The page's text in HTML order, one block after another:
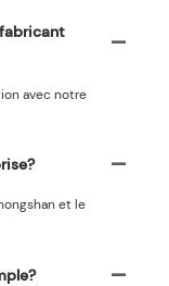
avec notre
et le